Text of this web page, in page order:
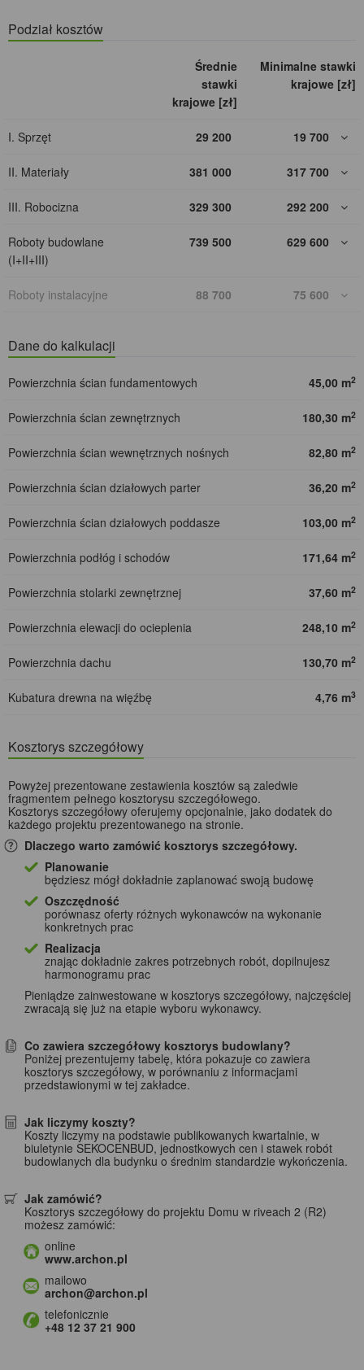
Podział kosztów
Średnie
stawki
krajowe [zł]
Minimalne stawki
krajowe [zł]
I. Sprzęt 29 200 19 700
II. Materiały 381 000 317 700
III. Robocizna 329 300 292 200
Roboty budowlane
(I+II+III)
739 500 629 600
Roboty instalacyjne 88 700 75 600
Dane do kalkulacji
Powierzchnia ścian fundamentowych 45,00 m2
Powierzchnia ścian zewnętrznych 180,30 m2
Powierzchnia ścian wewnętrznych nośnych 82,80 m2
Powierzchnia ścian działowych parter 36,20 m2
Powierzchnia ścian działowych poddasze 103,00 m2
Powierzchnia podłóg i schodów 171,64 m2
Powierzchnia stolarki zewnętrznej 37,60 m2
Powierzchnia elewacji do ocieplenia 248,10 m2
Powierzchnia dachu 130,70 m2
Kubatura drewna na więźbę 4,76 m3
Kosztorys szczegółowy
Powyżej prezentowane zestawienia kosztów są zaledwie
fragmentem pełnego kosztorysu szczegółowego.
Kosztorys szczegółowy oferujemy opcjonalnie, jako dodatek do
każdego projektu prezentowanego na stronie.
Dlaczego warto zamówić kosztorys szczegółowy.
Planowanie
będziesz mógł dokładnie zaplanować swoją budowę
Oszczędność
porównasz oferty różnych wykonawców na wykonanie
konkretnych prac
Realizacja
znając dokładnie zakres potrzebnych robót, dopilnujesz
harmonogramu prac
Pieniądze zainwestowane w kosztorys szczegółowy, najczęściej
zwracają się już na etapie wyboru wykonawcy.
Co zawiera szczegółowy kosztorys budowlany?
Poniżej prezentujemy tabelę, która pokazuje co zawiera
kosztorys szczegółowy, w porównaniu z informacjami
przedstawionymi w tej zakładce.
Jak liczymy koszty?
Koszty liczymy na podstawie publikowanych kwartalnie, w
biuletynie SEKOCENBUD, jednostkowych cen i stawek robót
budowlanych dla budynku o średnim standardzie wykończenia.
Jak zamówić?
Kosztorys szczegółowy do projektu Domu w riveach 2 (R2)
możesz zamówić:
online
www.archon.pl
mailowo
archon@archon.pl
telefonicznie
+48 12 37 21 900